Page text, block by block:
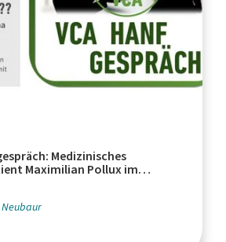
Medizinisches
Maximilian Pollux im